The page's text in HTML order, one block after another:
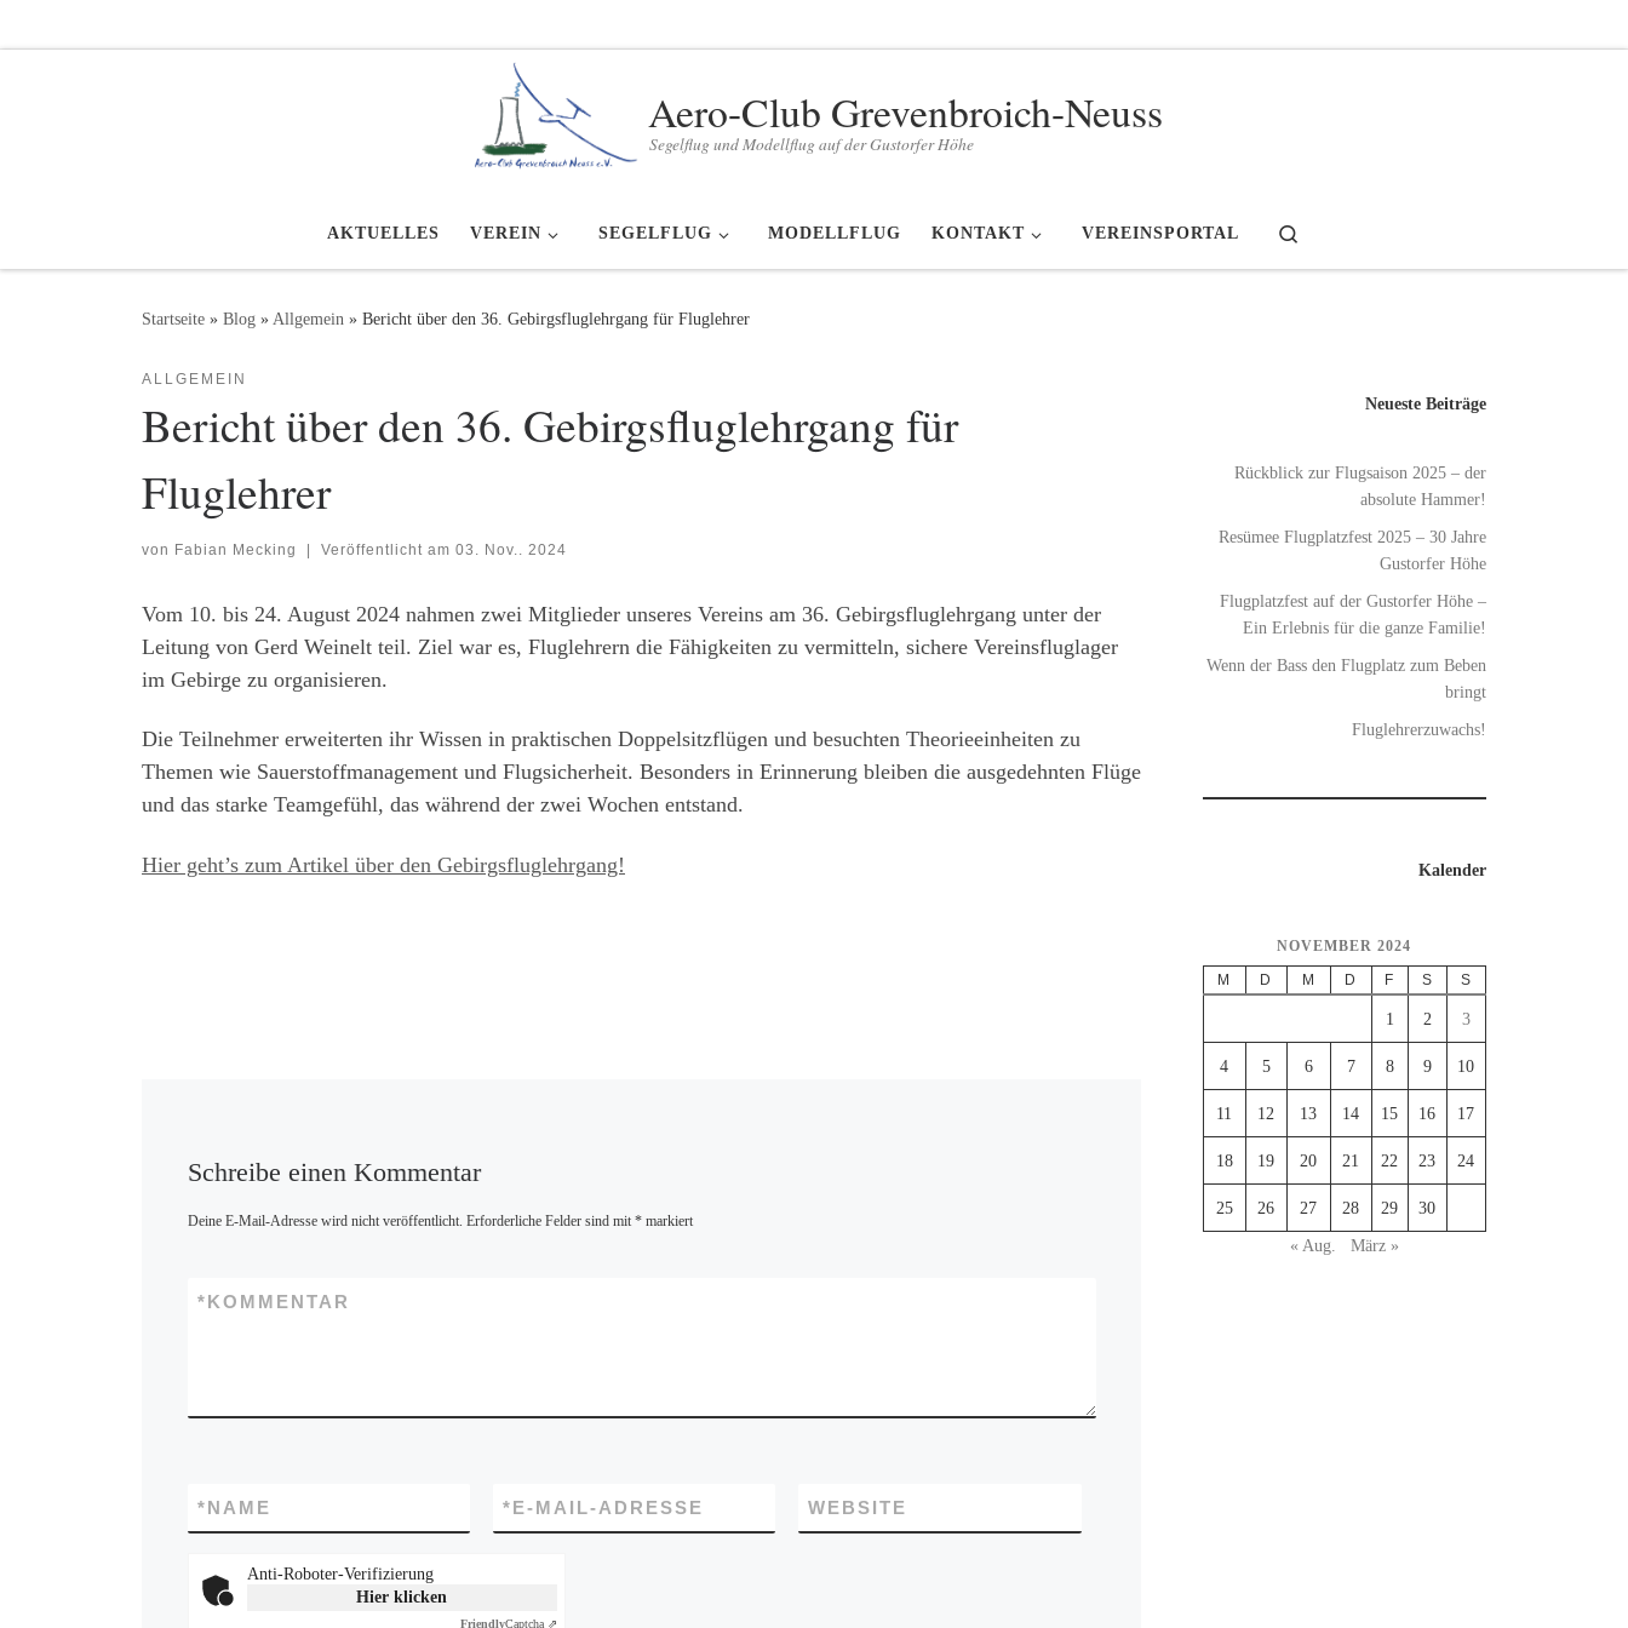
Aero-Club Grevenbroich-Neuss
Segelflug und Modellflug auf der Gustorfer Höhe
AKTUELLES VEREIN SEGELFLUG MODELLFLUG KONTAKT VEREINSPORTAL
Startseite » Blog » Allgemein » Bericht über den 36. Gebirgsfluglehrgang für Fluglehrer
ALLGEMEIN
Bericht über den 36. Gebirgsfluglehrgang für
Fluglehrer
von Fabian Mecking | Veröffentlicht am 03. Nov.. 2024
Vom 10. bis 24. August 2024 nahmen zwei Mitglieder unseres Vereins am 36. Gebirgsfluglehrgang unter der
Leitung von Gerd Weinelt teil. Ziel war es, Fluglehrern die Fähigkeiten zu vermitteln, sichere Vereinsfluglager
im Gebirge zu organisieren.
Die Teilnehmer erweiterten ihr Wissen in praktischen Doppelsitzflügen und besuchten Theorieeinheiten zu
Themen wie Sauerstoffmanagement und Flugsicherheit. Besonders in Erinnerung bleiben die ausgedehnten Flüge
und das starke Teamgefühl, das während der zwei Wochen entstand.
Hier geht’s zum Artikel über den Gebirgsfluglehrgang!
Schreibe einen Kommentar
Deine E-Mail-Adresse wird nicht veröffentlicht. Erforderliche Felder sind mit *markiert
KOMMENTAR
*
NAME
* E-MAIL-ADRESSE
* WEBSITE
Anti-Roboter-Verifizierung
Hier klicken
FriendlyCaptcha ⇗
Neueste Beiträge
Rückblick zur Flugsaison 2025 – der
absolute Hammer!
Resümee Flugplatzfest 2025 – 30 Jahre
Gustorfer Höhe
Flugplatzfest auf der Gustorfer Höhe –
Ein Erlebnis für die ganze Familie!
Wenn der Bass den Flugplatz zum Beben
bringt
Fluglehrerzuwachs!
Kalender
NOVEMBER 2024
M D M D F S S
1 2 3
4 5 6 7 8 9 10
11 12 13 14 15 16 17
18 19 20 21 22 23 24
25 26 27 28 29
30
« Aug.
März »